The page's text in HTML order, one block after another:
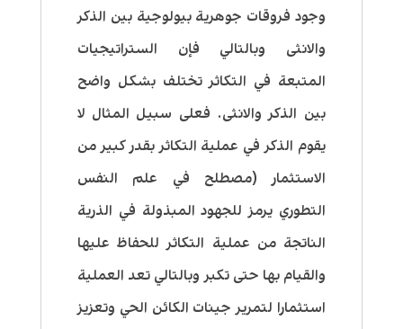
وجود فروقات جوهرية بيولوجية بين الذكر
والانثى وبالتالي فإن الستراتيجيات
المتبعة في التكاثر تختلف بشكل واضح
بين الذكر والانثى. فعلى سبيل المثال لا
يقوم الذكر في عملية التكاثر بقدر كبير من
الاستثمار (مصطلح في علم النفس
التطوري يرمز للجهود المبذولة في الذرية
الناتجة من عملية التكاثر للحفاظ عليها
والقيام بها حتى تكبر وبالتالي تعد العملية
استثمارا لتمرير جينات الكائن الحي وتعزيز